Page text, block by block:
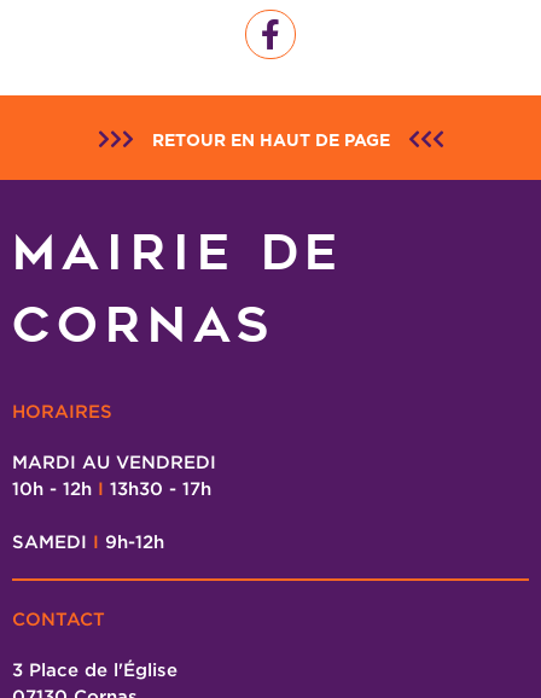
RETOUR EN HAUT DE PAGE
MAIRIE DE
CORNAS
HORAIRES
MARDI AU VENDREDI
10h - 12h I 13h30 - 17h
SAMEDI I 9h-12h
CONTACT
3 Place de l'Église